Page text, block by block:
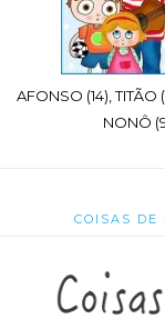
AFONSO (14), TITÃO
NONÔ
COISAS DE